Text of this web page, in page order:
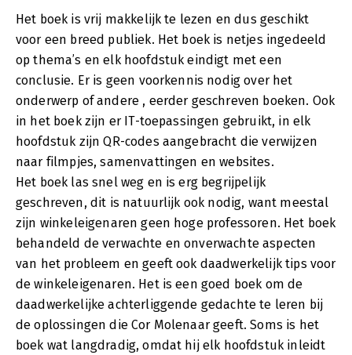
Het boek is vrij makkelijk te lezen en dus geschikt
voor een breed publiek. Het boek is netjes ingedeeld
op thema’s en elk hoofdstuk eindigt met een
conclusie. Er is geen voorkennis nodig over het
onderwerp of andere , eerder geschreven boeken. Ook
in het boek zijn er IT-toepassingen gebruikt, in elk
hoofdstuk zijn QR-codes aangebracht die verwijzen
naar filmpjes, samenvattingen en websites.
Het boek las snel weg en is erg begrijpelijk
geschreven, dit is natuurlijk ook nodig, want meestal
zijn winkeleigenaren geen hoge professoren. Het boek
behandeld de verwachte en onverwachte aspecten
van het probleem en geeft ook daadwerkelijk tips voor
de winkeleigenaren. Het is een goed boek om de
daadwerkelijke achterliggende gedachte te leren bij
de oplossingen die Cor Molenaar geeft. Soms is het
boek wat langdradig, omdat hij elk hoofdstuk inleidt